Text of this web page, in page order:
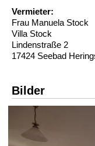
Vermieter:
Frau Manuela Stock
Villa Stock
Lindenstraße 2
17424 Seebad
Bilder